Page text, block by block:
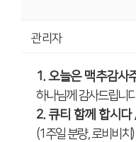
관리자
1.오늘은 맥추감사
하나님께 감사드립니
2.큐티 함께 합시다
(1주일 분량,로비비치)